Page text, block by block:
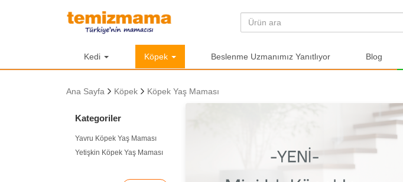
Kedi Köpek Beslenme Uzmanımız Yanıtlıyor Blog
Ana Sayfa Köpek Köpek Yaş Maması
Kategoriler
Yavru Köpek Yaş Maması
Yetişkin Köpek Yaş Maması